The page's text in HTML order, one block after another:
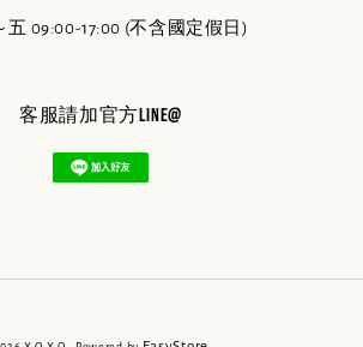
五 09:00-17:00 (不含國定假日)
客服請加官方line@